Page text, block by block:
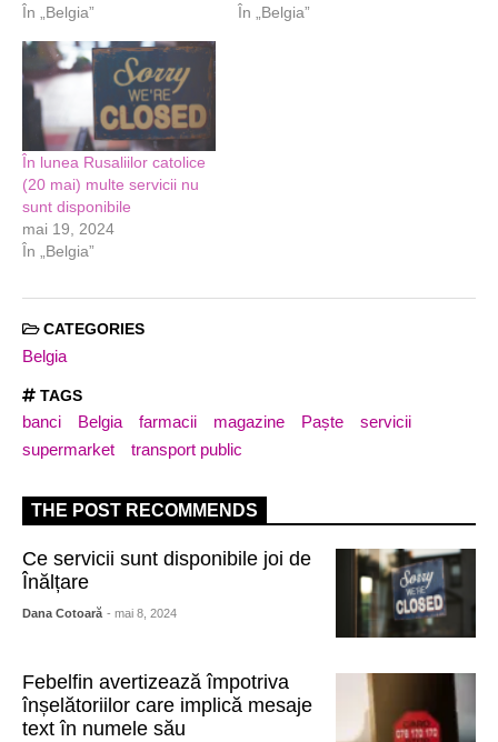
În „Belgia”
În „Belgia”
În lunea Rusaliilor catolice
(20 mai) multe servicii nu
sunt disponibile
mai 19, 2024
În „Belgia”
CATEGORIES
Belgia
TAGS
banci Belgia farmacii magazine Paște
servicii
supermarket
transport public
THE POST RECOMMENDS
Ce servicii sunt disponibile joi de
Înălțare
Dana Cotoară - mai 8, 2024
Febelfin avertizează împotriva
înșelătoriilor care implică mesaje
text în numele său